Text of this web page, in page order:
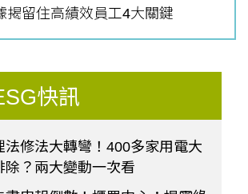
揭留住高績效員工4大關鍵
快訊
法修法大轉彎！400多家用電大
除？兩大變動一次看